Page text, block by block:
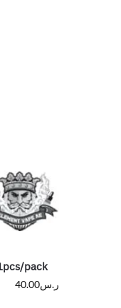
pack
ر.س40.00